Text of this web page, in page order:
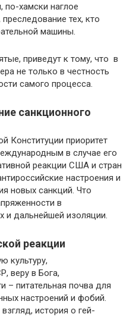
хамски наглое
тех, кто
машины.
приведут к тому, что в
не только в честность
самого процесса.
санкционного
Конституции приоритет
в случае его
реакции США и стран
настроения и
новых санкций. Что
в
и дальнейшей изоляции.
реакции
культуру,
веру в Бога,
– питательная почва для
настроений и фобий.
история о гей-